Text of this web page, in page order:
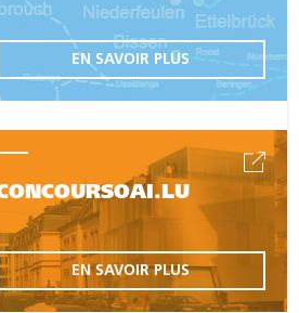
EN SAVOIR PLUS
EN SAVOIR PLUS